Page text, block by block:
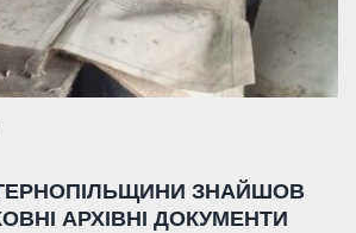
ЗНАЙШОВ
АРХІВНІ ДОКУМЕНТИ